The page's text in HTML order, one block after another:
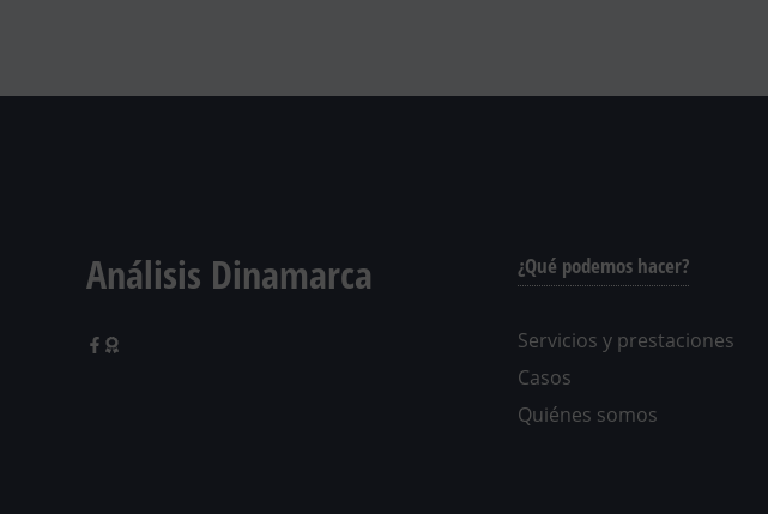
Análisis Dinamarca ¿Qué podemos hacer?
Servicios y prestaciones
Casos
Quiénes somos